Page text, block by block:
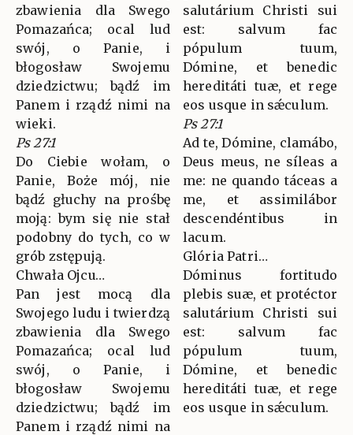
zbawienia dla Swego
Pomazańca; ocal lud
swój, o Panie, i
błogosław Swojemu
dziedzictwu; bądź im
Panem i rządź nimi na
wieki.
Ps 27:1
Do Ciebie wołam, o
Panie, Boże mój, nie
bądź głuchy na prośbę
moją: bym się nie stał
podobny do tych, co w
grób zstępują.
Chwała Ojcu…
Pan jest mocą dla
Swojego ludu i twierdzą
zbawienia dla Swego
Pomazańca; ocal lud
swój, o Panie, i
błogosław Swojemu
dziedzictwu; bądź im
Panem i rządź nimi na
salutárium Christi sui
est: salvum fac
pópulum tuum,
Dómine, et benedic
hereditáti tuæ, et rege
eos usque in sǽculum.
Ps 27:1
Ad te, Dómine, clamábo,
Deus meus, ne síleas a
me: ne quando táceas a
me, et assimilábor
descendéntibus in
lacum.
Glória Patri…
Dóminus fortitudo
plebis suæ, et protéctor
salutárium Christi sui
est: salvum fac
pópulum tuum,
Dómine, et benedic
hereditáti tuæ, et rege
eos usque in sǽculum.